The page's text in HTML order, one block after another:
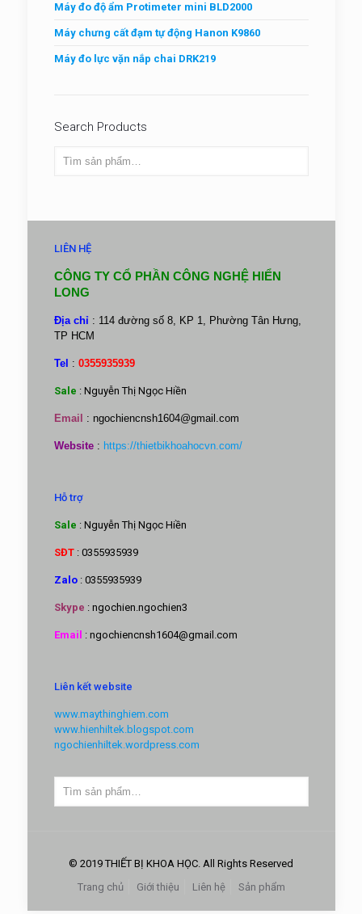
Máy đo độ ẩm Protimeter mini BLD2000
Máy chưng cất đạm tự động Hanon K9860
Máy đo lực vặn nắp chai DRK219
Search Products
LIÊN HỆ
CÔNG TY CỔ PHẦN CÔNG NGHỆ HIỂN
LONG
Địa chỉ : 114 đường số 8, KP 1, Phường Tân Hưng,
TP HCM
Tel : 0355935939
Sale : Nguyễn Thị Ngọc Hiền
Email : ngochiencnsh1604@gmail.com
Website : https://thietbikhoahocvn.com/
Hỗ trợ
Sale : Nguyễn Thị Ngọc Hiền
SĐT: 0355935939
Zalo : 0355935939
Skype : ngochien.ngochien3
Email : ngochiencnsh1604@gmail.com
Liên kết website
www.maythinghiem.com
www.hienhiltek.blogspot.com
ngochienhiltek.wordpress.com
© 2019 THIẾT BỊ KHOA HỌC. All Rights Reserved
Trang chủ
Giới thiệu Liên hệ Sản phẩm